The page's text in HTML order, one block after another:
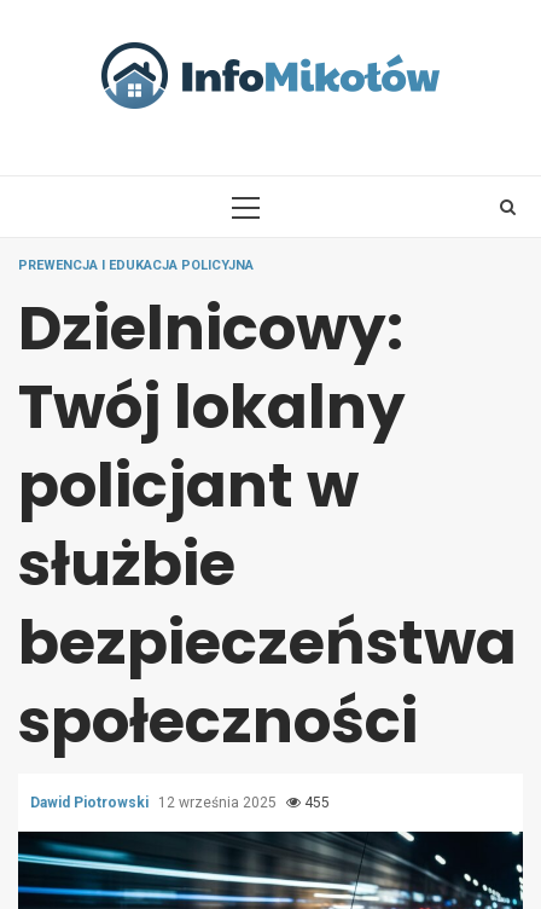
PRIMARY
PREWENCJA I EDUKACJA POLICYJNA
Dzielnicowy:
Twój lokalny
policjant w
służbie
bezpieczeństwa
społeczności
Dawid Piotrowski 12 września 2025 455